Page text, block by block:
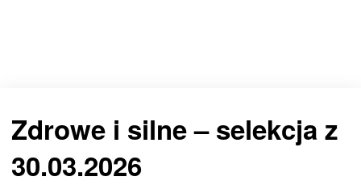
Zdrowe i silne – selekcja z
30.03.2026